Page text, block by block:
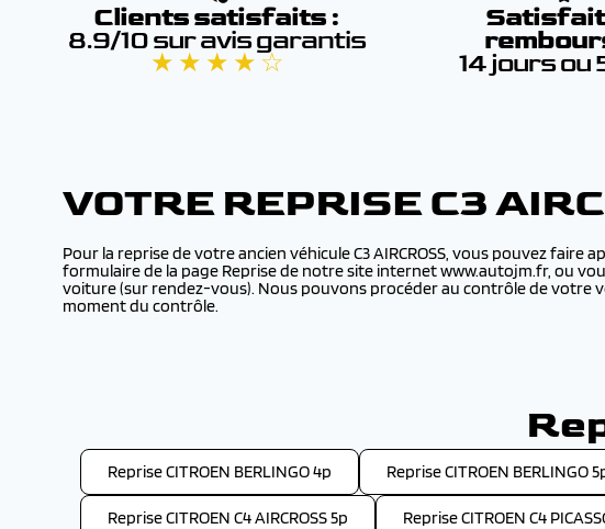
Clients satisfaits :
8.9/10 sur avis garantis
★ ★ ★ ★ ☆
Satisfait
14 jours ou
VOTRE REPRISE C3
Pour la reprise de votre ancien véhicule C3 AIRCROSS, vous pouvez
formulaire de la page Reprise de notre site internet www.autojm.fr, ou
voiture (sur rendez-vous). Nous pouvons procéder au contrôle de votre
moment du contrôle.
Reprise CITROEN BERLINGO 4p Reprise CITROEN BERLINGO
Reprise CITROEN C4 AIRCROSS 5p Reprise CITROEN C4